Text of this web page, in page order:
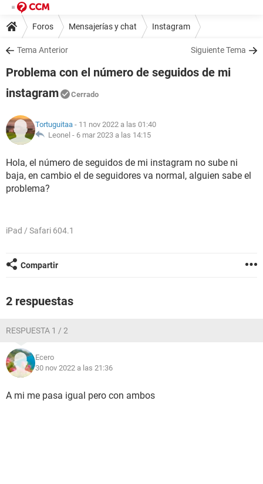
Foros Mensajerías y chat Instagram
Tema Anterior Siguiente Tema
Problema con el número de seguidos de mi
instagram
Cerrado
Tortuguitaa - 11 nov 2022 a las 01:40
Leonel - 6 mar 2023 a las 14:15
Hola, el número de seguidos de mi instagram no sube ni
baja, en cambio el de seguidores va normal, alguien sabe el
problema?
iPad / Safari 604.1
Compartir
2 respuestas
RESPUESTA 1 / 2
Ecero
30 nov 2022 a las 21:36
A mi me pasa igual pero con ambos